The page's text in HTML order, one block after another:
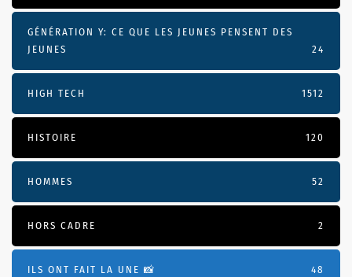
GÉNÉRATION Y: CE QUE LES JEUNES PENSENT DES
JEUNES
24
HIGH TECH 1512
HISTOIRE 120
HOMMES 52
HORS CADRE 2
ILS ONT FAIT LA UNE 📸 48